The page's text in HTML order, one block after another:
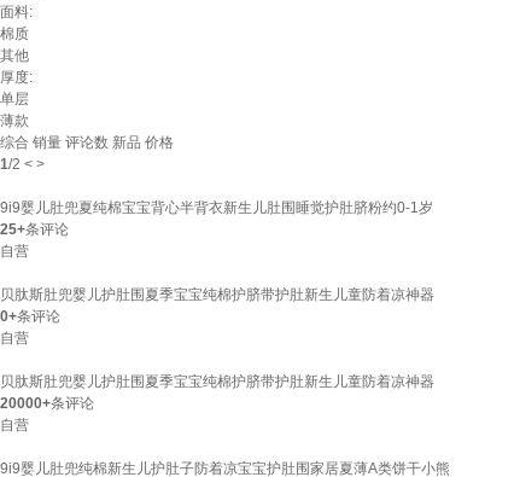
面料:
棉质
其他
厚度:
单层
薄款
综合 销量 评论数 新品 价格
1/2 < >
9i9婴儿肚兜夏纯棉宝宝背心半背衣新生儿肚围睡觉护肚脐粉约0-1岁
25+条评论
自营
贝肽斯肚兜婴儿护肚围夏季宝宝纯棉护脐带护肚新生儿童防着凉神器
0+条评论
自营
贝肽斯肚兜婴儿护肚围夏季宝宝纯棉护脐带护肚新生儿童防着凉神器
20000+条评论
自营
9i9婴儿肚兜纯棉新生儿护肚子防着凉宝宝护肚围家居夏薄A类饼干小熊